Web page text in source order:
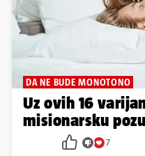
DA NE BUDE MONOTONO
Uz ovih 16
misionarsku
7